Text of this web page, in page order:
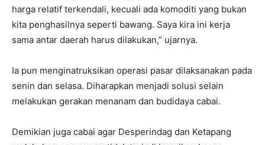
harga relatif terkendali, kecuali ada komoditi yang bukan
kita penghasilnya seperti bawang. Saya kira ini kerja
sama antar daerah harus dilakukan,” ujarnya.
Ia pun menginatruksikan operasi pasar dilaksanakan pada
senin dan selasa. Diharapkan menjadi solusi selain
melakukan gerakan menanam dan budidaya cabai.
Demikian juga cabai agar Desperindag dan Ketapang